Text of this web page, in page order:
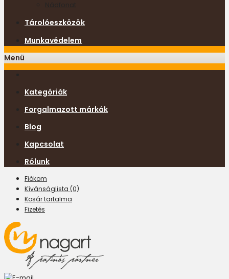
Tárolóeszközök
Munkavédelem
Menü
Kategóriák
Forgalmazott márkák
Blog
Kapcsolat
Rólunk
Fiókom
Kívánságlista (0)
Kosár tartalma
Fizetés